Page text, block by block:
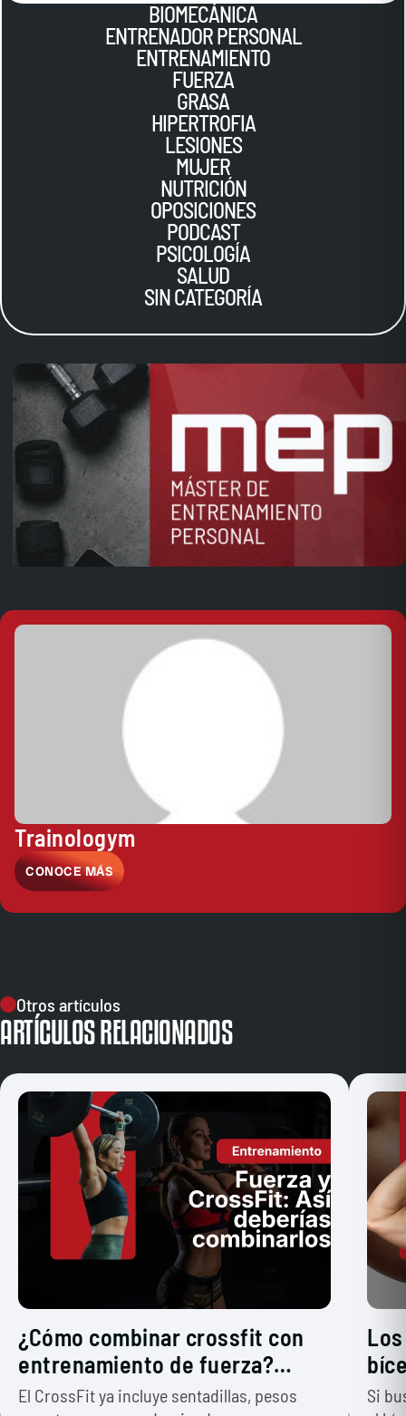
BIOMECÁNICA
ENTRENADOR PERSONAL
ENTRENAMIENTO
FUERZA
GRASA
HIPERTROFIA
LESIONES
MUJER
NUTRICIÓN
OPOSICIONES
PODCAST
PSICOLOGÍA
SALUD
SIN CATEGORÍA
Trainologym
CONOCE MÁS
Otros artículos
ARTÍCULOS RELACIONADOS
¿Cómo combinar crossfit con
entrenamiento de fuerza?
¿Habría que hacer los dos?
El CrossFit ya incluye sentadillas, pesos
Si